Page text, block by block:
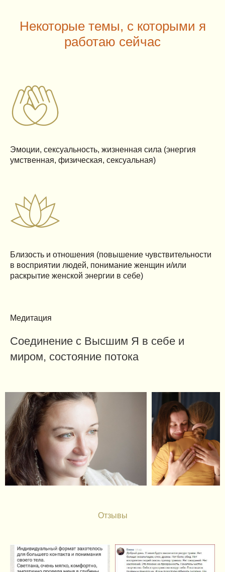
Некоторые темы, с которыми я
работаю сейчас
Эмоции, сексуальность, жизненная сила (энергия
умственная, физическая, сексуальная)
Близость и отношения (повышение чувствительности
в восприятии людей, понимание женщин и/или
раскрытие женской энергии в себе)
Медитация
Соединение с Высшим Я в себе и
миром, состояние потока
Отзывы